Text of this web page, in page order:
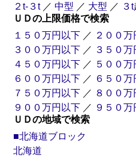
２t-３t ／ 中型 ／ 大型 ／ ３t
ＵＤの上限価格で検索
１５０万円以下 ／ ２００
３００万円以下 ／ ３５０
４５０万円以下 ／ ５００
６００万円以下 ／ ６５０
７５０万円以下 ／ ８００万
９００万円以下 ／ ９５０
ＵＤの地域で検索
■北海道ブロック
北海道